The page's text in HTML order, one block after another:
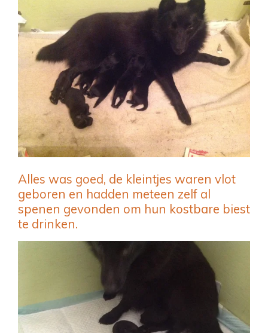
Alles was goed, de kleintjes waren vlot
geboren en hadden meteen zelf al
spenen gevonden om hun kostbare biest
te drinken.